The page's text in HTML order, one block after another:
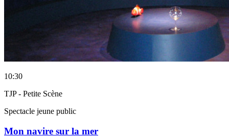
10:30
TJP - Petite Scène
Spectacle jeune public
Mon navire sur la mer